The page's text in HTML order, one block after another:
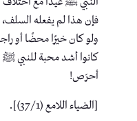
فإن هذا لم يفعله السلف،
ولو كان خيرًا محضًا أو
كانوا أشد محبة للنبي ﷺ
أحرَص!
[الضياء اللامع (37/1)].